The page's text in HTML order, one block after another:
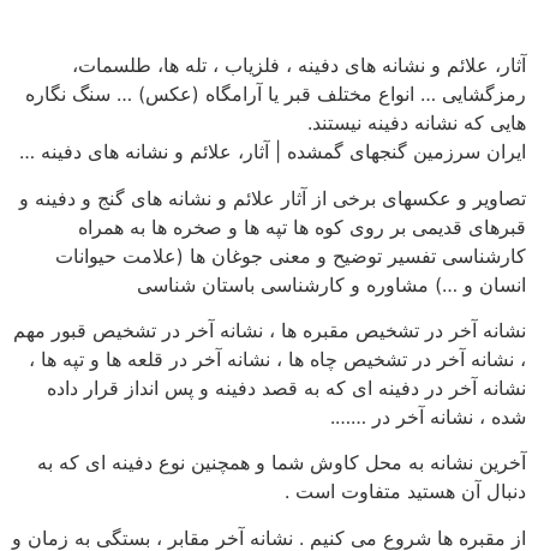
آثار، علائم و نشانه های دفینه ، فلزیاب ، تله ها، طلسمات،
رمزگشایی … انواع مختلف قبر یا آرامگاه (عکس) … سنگ نگاره
هایی که نشانه دفینه نیستند.
ایران سرزمین گنجهای گمشده | آثار، علائم و نشانه های دفینه …
تصاویر و عکسهای برخی از آثار علائم و نشانه های گنج و دفینه و
قبرهای قدیمی بر روی کوه ها تپه ها و صخره ها به همراه
کارشناسی تفسیر توضیح و معنی جوغان ها (علامت حیوانات
انسان و …) مشاوره و کارشناسی باستان شناسی
نشانه آخر در تشخیص مقبره ها ، نشانه آخر در تشخیص قبور مهم
، نشانه آخر در تشخیص چاه ها ، نشانه آخر در قلعه ها و تپه ها ،
نشانه آخر در دفینه ای که به قصد دفینه و پس انداز قرار داده
شده ، نشانه آخر در …….
آخرین نشانه به محل کاوش شما و همچنین نوع دفینه ای که به
دنبال آن هستید متفاوت است .
از مقبره ها شروع می کنیم . نشانه آخر مقابر ، بستگی به زمان و